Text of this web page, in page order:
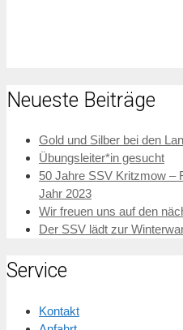
Neueste Beiträge
Gold und Silber bei den
Übungsleiter*in gesucht
50 Jahre SSV Kritzmow –
Jahr 2023
Wir freuen uns auf den
Der SSV lädt zur
Service
Kontakt